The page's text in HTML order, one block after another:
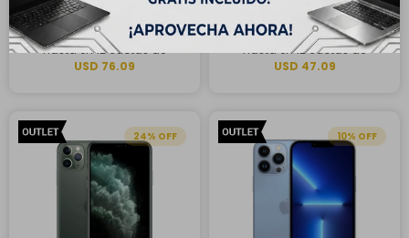
Hasta en 12 cuotas de
USD 76.09
Hasta en 12 cuotas de
USD 47.09
24 10